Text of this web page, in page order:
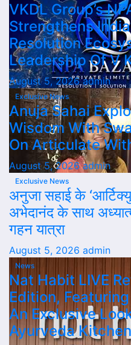
VKDL Group’s
Strengthens
Resolution
Leadership Of V
August 5, 2026admin
Exclusive News
Anuja Sahai
Wisdom With
On Articulate
August 5, 2026admin
Exclusive News
अनुजा सहाई के
अभेदानंद के साथ
गहन यात्रा
August 5, 2026 admin
News
Nat Habit LIVE
Edition,
An Exclusive
Ayurveda Kitchen